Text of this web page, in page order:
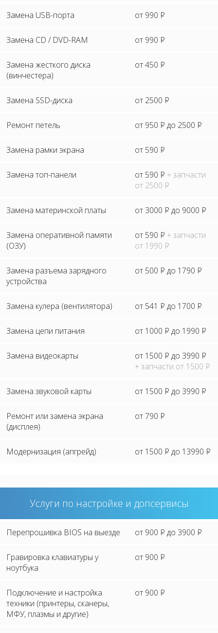
Замена USB-порта от 990 P
Замена CD / DVD-RAM от 990 P
Замена жесткого диска
(винчестера)
от 450 P
Замена SSD-диска от 2500 P
Ремонт петель от 950 P до 2500 P
Замена рамки экрана от 590 P
Замена топ-панели от 590 P + запчасти
от 2500 P
Замена материнской платы от 3000 P до 9000 P
Замена оперативной памяти
(ОЗУ)
от 590 P + запчасти
от 1990 P
Замена разъема зарядного
устройства
от 500 P до 1790 P
Замена кулера (вентилятора) от 541 P до 1700 P
Замена цепи питания от 1000 P до 1990 P
Замена видеокарты от 1500 P до 3990 P
+ запчасти от 1500 P
Замена звуковой карты от 1500 P до 3990 P
Ремонт или замена экрана
(дисплея)
от 790 P
Модернизация (апгрейд) от 1500 P до 13990 P
Услуги по настройке и допсервисы
Перепрошивка BIOS на выезде от 900 P до 3900 P
Гравировка клавиатуры у
ноутбука
от 900 P
Подключение и настройка
техники (принтеры, сканеры,
МФУ, плазмы и другие)
от 900 P